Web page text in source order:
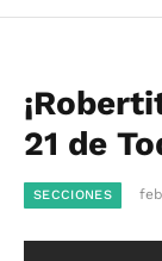
21 de
SECCIONES